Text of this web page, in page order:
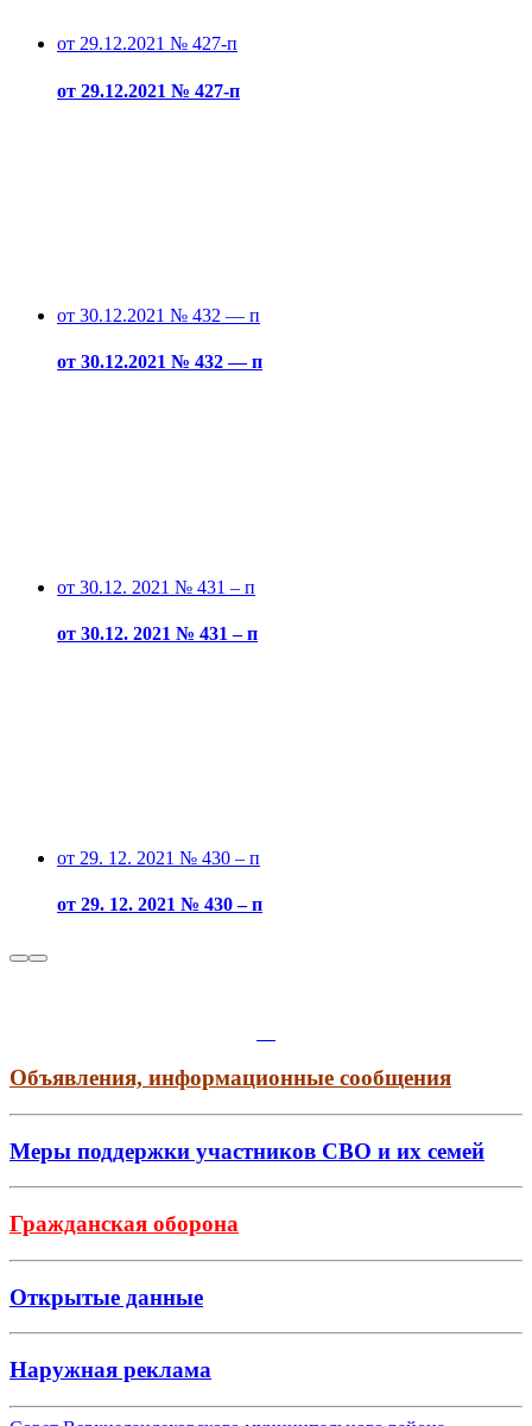
от 29.12.2021 № 427-п
от 29.12.2021 № 427-п
от 30.12.2021 № 432 — п
от 30.12.2021 № 432 — п
от 30.12. 2021 № 431 – п
от 30.12. 2021 № 431 – п
от 29. 12. 2021 № 430 – п
от 29. 12. 2021 № 430 – п
Объявления, информационные сообщения
Меры поддержки участников СВО и их семей
Гражданская оборона
Открытые данные
Наружная реклама